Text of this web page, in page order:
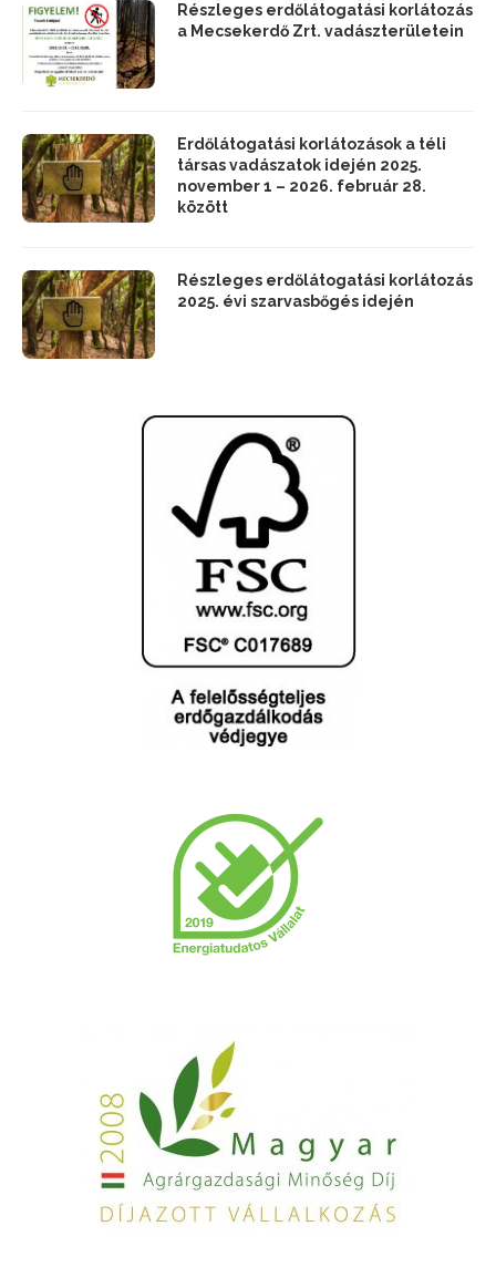
Részleges erdőlátogatási korlátozás
a Mecsekerdő Zrt. vadászterületein
Erdőlátogatási korlátozások a téli
társas vadászatok idején 2025.
november 1 – 2026. február 28.
között
Részleges erdőlátogatási korlátozás
2025. évi szarvasbőgés idején